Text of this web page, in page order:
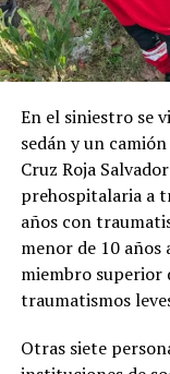
Relacionado
Visa nombra a Nuno
Alves como
Regional de América
el Caribe
En el siniestro se
sedán y un
Cruz Roja
prehospitalaria a
años con
menor de 10 años
miembro superior
traumatismos
Otras siete